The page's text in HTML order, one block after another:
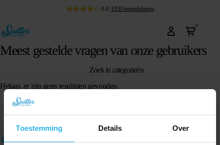
Toestemming Details Over
8.4| 1920beoordelingen
0
Meest gestelde vragen van onze gebruikers
Zoek in categorieën
Helaas, er zijn geen resultaten gevonden.